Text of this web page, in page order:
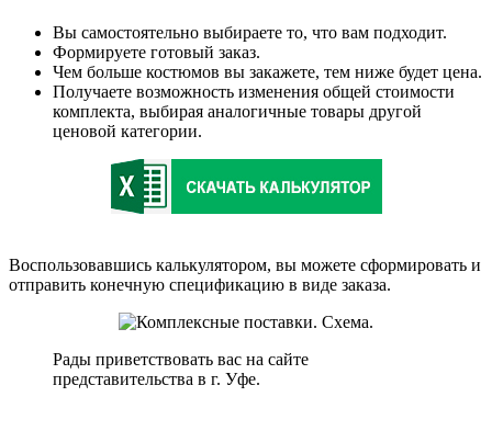
Вы самостоятельно выбираете то, что вам подходит.
Формируете готовый заказ.
Чем больше костюмов вы закажете, тем ниже будет цена.
Получаете возможность изменения общей стоимости
комплекта, выбирая аналогичные товары другой
ценовой категории.
Воспользовавшись калькулятором, вы можете сформировать и
отправить конечную спецификацию в виде заказа.
Рады приветствовать вас на сайте
представительства в г. Уфе.